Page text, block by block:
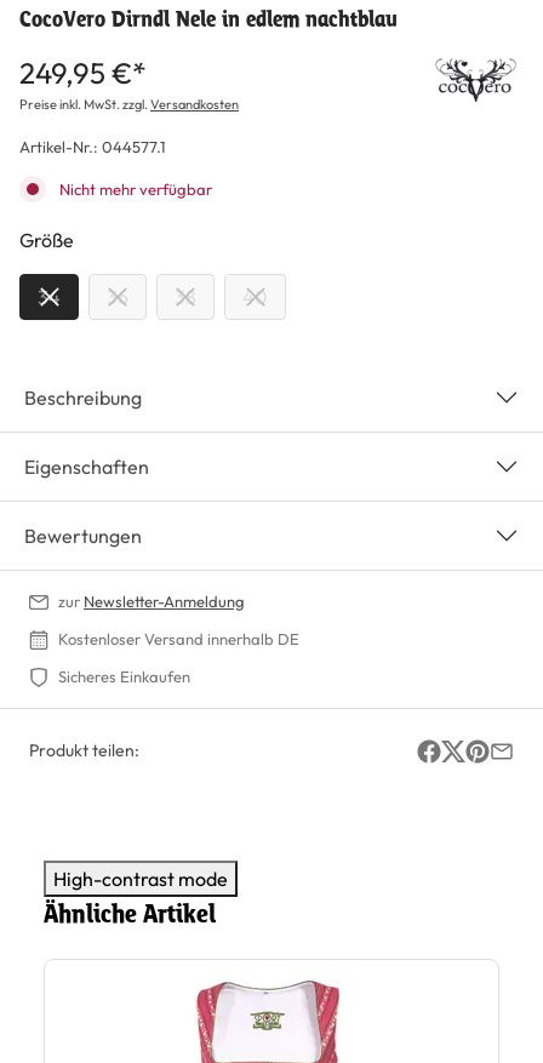
CocoVero Dirndl Nele in edlem nachtblau
249,95 €*
Preise inkl. MwSt. zzgl.Versandkosten
Artikel-Nr.: 044577.1
Nicht mehr verfügbar
Größe
34 36 38 40
Beschreibung
Eigenschaften
Bewertungen
zur Newsletter-Anmeldung
Kostenloser Versand innerhalb DE
Sicheres Einkaufen
Produkt teilen:
High-contrast mode
Ähnliche Artikel